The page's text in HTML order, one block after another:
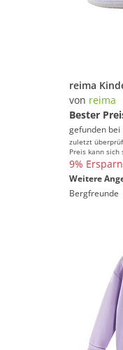
reima
von reima
Bester
gefunden bei
zuletzt
Preis kann
9%
Weitere
Bergfreunde